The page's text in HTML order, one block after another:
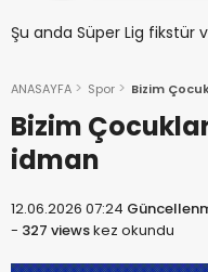
Şu anda Süper Lig fikstür
ANASAYFA Spor Bizim
Bizim
idman
12.06.2026 07:24
- 327 viewskez okundu